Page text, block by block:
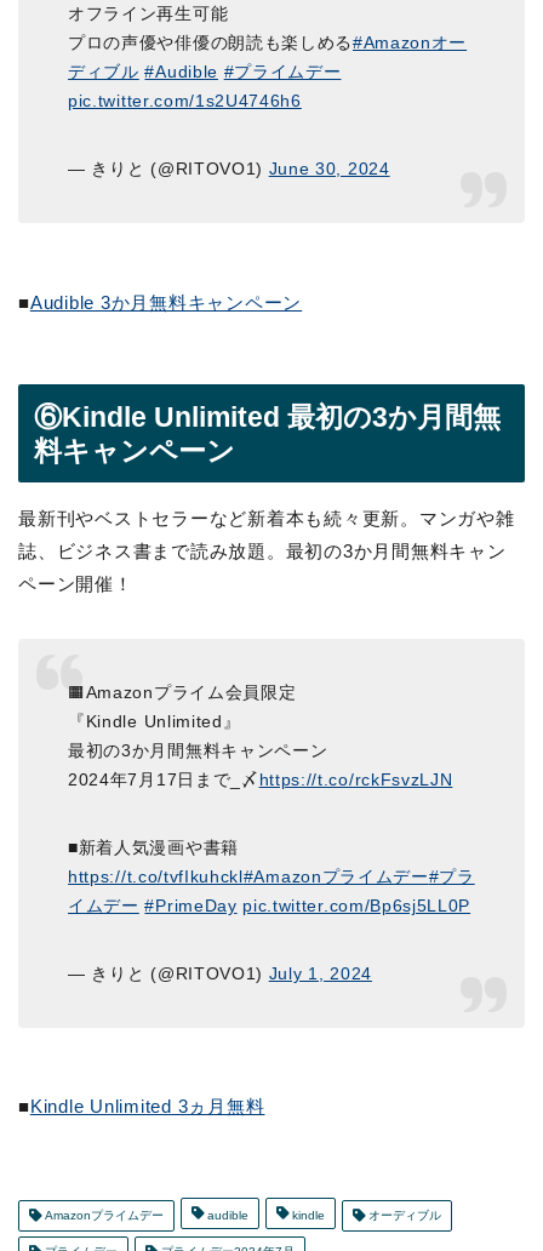
オフライン再生可能
プロの声優や俳優の朗読も楽しめる #Amazonオー
ディブル #Audible #プライムデー
pic.twitter.com/1s2U4746h6
— きりと (@RITOVO1) June 30, 2024
■Audible 3か月無料キャンペーン
⑥Kindle Unlimited 最初の3か月間無
料キャンペーン
最新刊やベストセラーなど新着本も続々更新。マンガや雑
誌、ビジネス書まで読み放題。最初の3か月間無料キャン
ペーン開催！
🟧Amazonプライム会員限定
『Kindle Unlimited』
最初の3か月間無料キャンペーン
2024年7月17日まで_〆 https://t.co/rckFsvzLJN
■新着人気漫画や書籍
https://t.co/tvfIkuhckl #Amazonプライムデー#プラ
イムデー #PrimeDay pic.twitter.com/Bp6sj5LL0P
— きりと (@RITOVO1) July 1, 2024
■Kindle Unlimited 3ヵ月無料
Amazonプライムデー audible kindle オーディブル